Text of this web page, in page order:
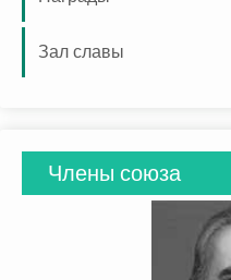
Зал славы
Члены союза